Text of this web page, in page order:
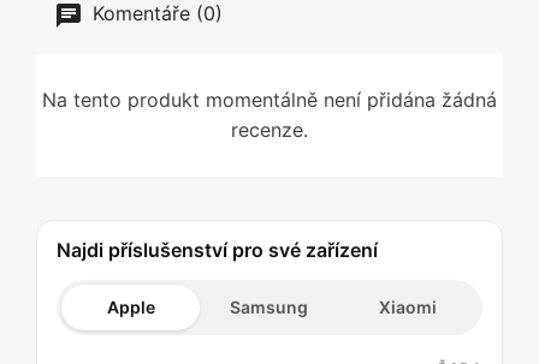
Komentáře (0)
Na tento produkt momentálně není přidána žádná
recenze.
Najdi příslušenství pro své zařízení
Apple Samsung Xiaomi